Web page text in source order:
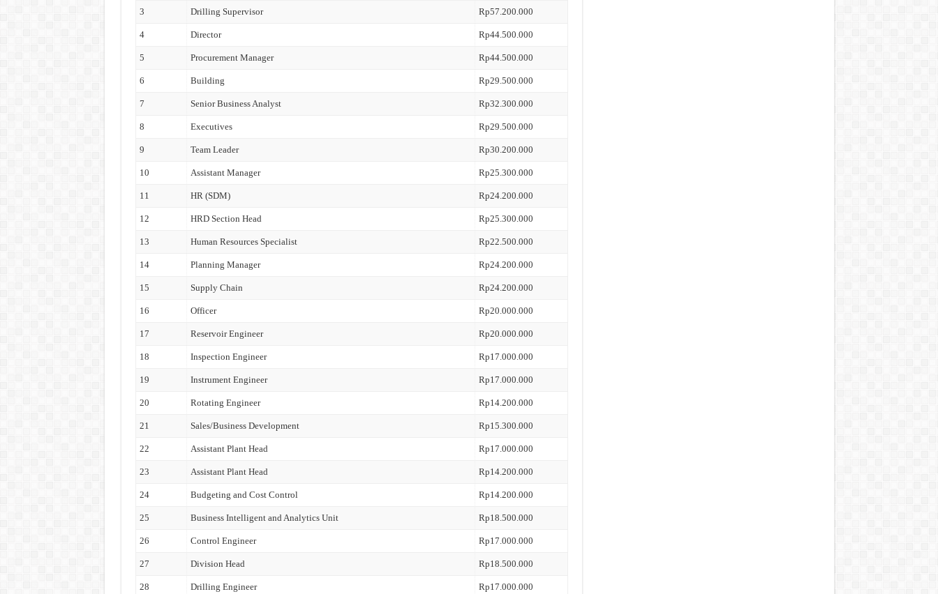
3 Drilling Supervisor Rp57.200.000
4 Director Rp44.500.000
5 Procurement Manager Rp44.500.000
6 Building Rp29.500.000
7 Senior Business Analyst Rp32.300.000
8 Executives Rp29.500.000
9 Team Leader Rp30.200.000
10 Assistant Manager Rp25.300.000
11 HR (SDM) Rp24.200.000
12 HRD Section Head Rp25.300.000
13 Human Resources Specialist Rp22.500.000
14 Planning Manager Rp24.200.000
15 Supply Chain Rp24.200.000
16 Officer Rp20.000.000
17 Reservoir Engineer Rp20.000.000
18 Inspection Engineer Rp17.000.000
19 Instrument Engineer Rp17.000.000
20 Rotating Engineer Rp14.200.000
21 Sales/Business Development Rp15.300.000
22 Assistant Plant Head Rp17.000.000
23 Assistant Plant Head Rp14.200.000
24 Budgeting and Cost Control Rp14.200.000
25 Business Intelligent and Analytics Unit Rp18.500.000
26 Control Engineer Rp17.000.000
27 Division Head Rp18.500.000
28 Drilling Engineer Rp17.000.000